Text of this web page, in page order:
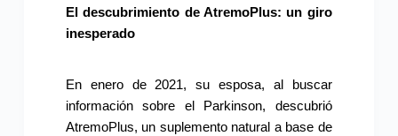
El descubrimiento de AtremoPlus: un giro
inesperado
En enero de 2021, su esposa, al buscar
información sobre el Parkinson, descubrió
AtremoPlus, un suplemento natural a base de